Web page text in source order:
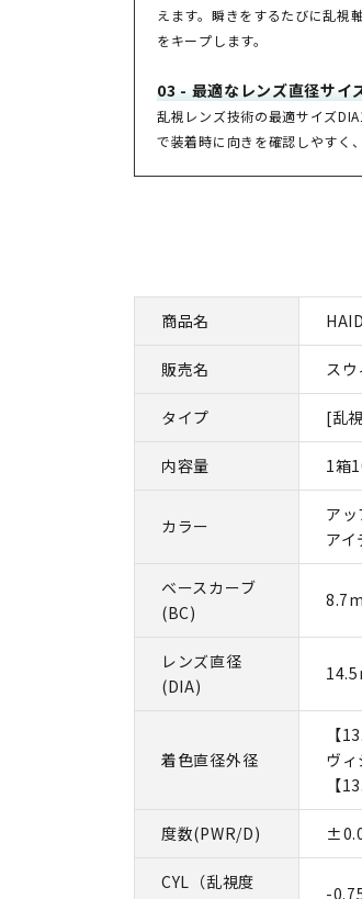
えます。瞬きをするたびに乱視
をキープします。
03 - 最適なレンズ直径サイ
乱視レンズ技術の最適サイズ
で装着時に向きを確認しやすく
商品名
販売名 ス
タイプ [乱
内容量 1箱
カラー
ア
ア
ベースカーブ
(BC)
レンズ直径
(DIA)
着色直径外径
【
ヴ
【
度数(PWR/D)
CYL（乱視度
-